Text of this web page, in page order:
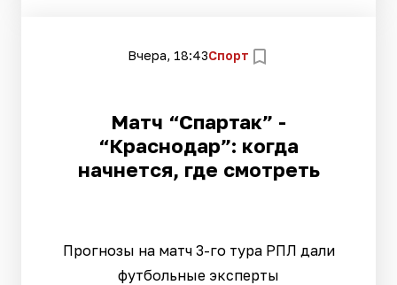
Вчера, 18:43Спорт
Матч “Спартак” -
“Краснодар”: когда
начнется, где смотреть
Прогнозы на матч 3-го тура РПЛ дали
футбольные эксперты